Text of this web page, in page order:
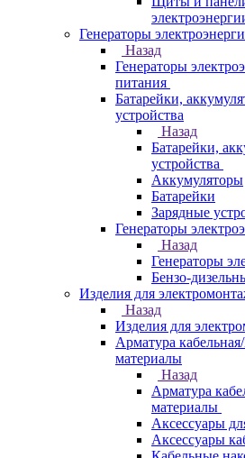
Генераторы
Назад
Генераторы
питания
Батарейки,
устройства
Назад
Батарейки,
устройства
Аккумуляторы
Батарейки
Зарядные
Генераторы
Назад
Генераторы
Бензо-
Изделия для
Назад
Изделия для
Арматура
материалы
Назад
Арматура
материалы
Аксессуары
Аксессуары